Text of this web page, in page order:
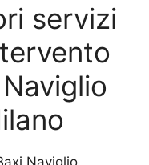
servizi